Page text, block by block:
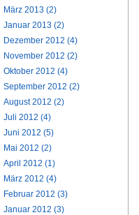
März 2013 (2)
Januar 2013 (2)
Dezember 2012 (4)
November 2012 (2)
Oktober 2012 (4)
September 2012 (2)
August 2012 (2)
Juli 2012 (4)
Juni 2012 (5)
Mai 2012 (2)
April 2012 (1)
März 2012 (4)
Februar 2012 (3)
Januar 2012 (3)